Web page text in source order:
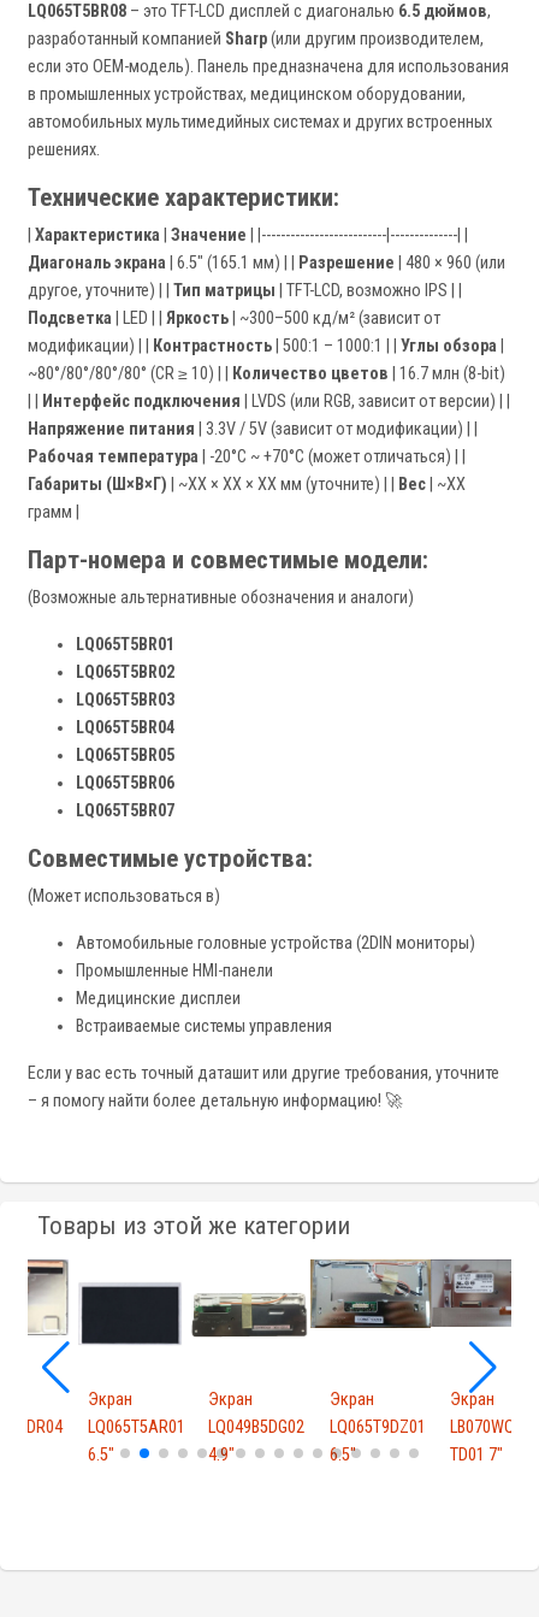
LQ065T5BR08 – это TFT-LCD дисплей с диагональю 6.5 дюймов,
разработанный компанией Sharp(или другим производителем,
если это OEM-модель). Панель предназначена для использования
в промышленных устройствах, медицинском оборудовании,
автомобильных мультимедийных системах и других встроенных
решениях.
Технические характеристики:
Характеристика Значение | |--------------------------|--------------| |
Диагональ экрана | 6.5" (165.1 мм) | | Разрешение | 480 × 960 (или
другое, уточните) | | Тип матрицы | TFT-LCD, возможно IPS | |
Подсветка | LED | | Яркость | ~300–500 кд/м² (зависит от
модификации) | |
Контрастность | 500:1 – 1000:1 | | Углы обзора
~80°/80°/80°/80° (CR ≥ 10) | |
Количество цветов | 16.7 млн (8-bit)
Интерфейс подключения | LVDS (или RGB, зависит от версии) | |
Напряжение питания | 3.3V / 5V (зависит от модификации) | |
Рабочая температура | -20°C ~ +70°C (может отличаться) | |
Габариты (Ш×В×Г) | ~XX × XX × XX мм (уточните) | | Вес | ~XX
грамм |
Парт-номера и совместимые модели:
(Возможные альтернативные обозначения и аналоги)
LQ065T5BR01
LQ065T5BR02
LQ065T5BR03
LQ065T5BR04
LQ065T5BR05
LQ065T5BR06
LQ065T5BR07
Совместимые устройства:
(Может использоваться в)
Автомобильные головные устройства (2DIN мониторы)
Промышленные HMI-панели
Медицинские дисплеи
Встраиваемые системы управления
Если у вас есть точный даташит или другие требования, уточните
– я помогу найти более детальную информацию! 🚀
Товары из этой же категории
Экран
LQ065T5AR01
Экран
LQ049B5DG02
4.9"
Экран
LQ065T9DZ01
6.5"
Экран
LB070WQ5-
TD01 7"